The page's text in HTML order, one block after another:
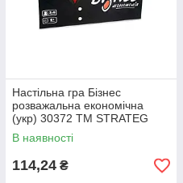
Настільна гра Бізнес
розважальна економічна
(укр) 30372 ТМ STRATEG
В наявності
114,24 ₴